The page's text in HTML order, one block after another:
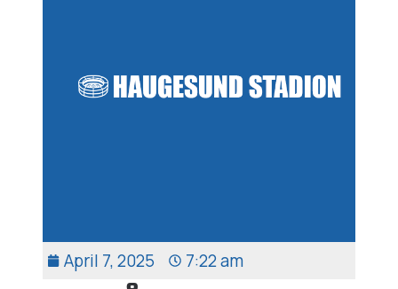
April 7, 2025 7:22 am